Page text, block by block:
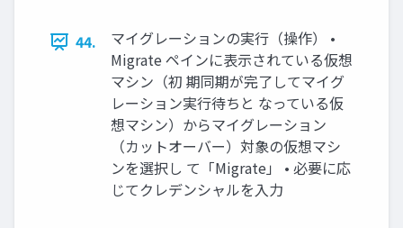
44.
マイグレーションの実行（操作） •
Migrate ペインに表示されている仮想
マシン（初 期同期が完了してマイグ
レーション実行待ちと なっている仮
想マシン）からマイグレーション
（カットオーバー）対象の仮想マシ
ンを選択し て「Migrate」 • 必要に応
じてクレデンシャルを入力